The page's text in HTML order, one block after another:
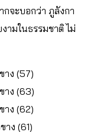
จะบอกว่า ภูลังกา
ามในธรรมชาติ ไม่